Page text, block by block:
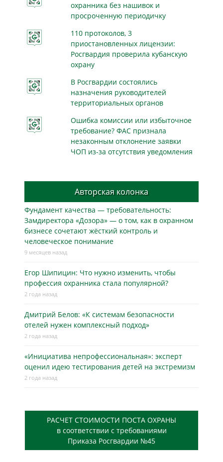
охранника без нашивок и
просроченную периодичку
110 протоколов, 3
приостановленных лицензии:
Росгвардия проверила кубанскую
охрану
В Росгвардии состоялись
назначения руководителей
территориальных органов
Ошибка комиссии или избыточное
требование? ФАС признала
незаконным отклонение заявки
ЧОП из-за отсутствия уведомления
Авторская колонка
Фундамент качества — требовательность:
Замдиректора «Дозора» — о том, как в охранном
бизнесe сочетают жёсткий контроль и
человеческое понимание
9 месяцев назад
Егор Шипицин: Что нужно изменить, чтобы
профессия охранника стала популярной?
2 года назад
Дмитрий Белов: «К системам безопасности
отелей нужен комплексный подход»
2 года назад
«Инициатива непрофессиональная»: эксперт
оценил идею тестирования детей на экстремизм
2 года назад
РАСЧЕТ СТОИМОСТИ ПОСТА ОХРАНЫ
в соответствии с требованиями
Приказа Росгвардии №45